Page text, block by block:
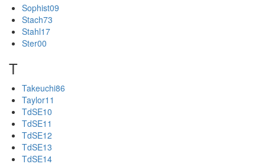
Sophist09
Stach73
Stahl17
Ster00
T
Takeuchi86
Taylor11
TdSE10
TdSE11
TdSE12
TdSE13
TdSE14